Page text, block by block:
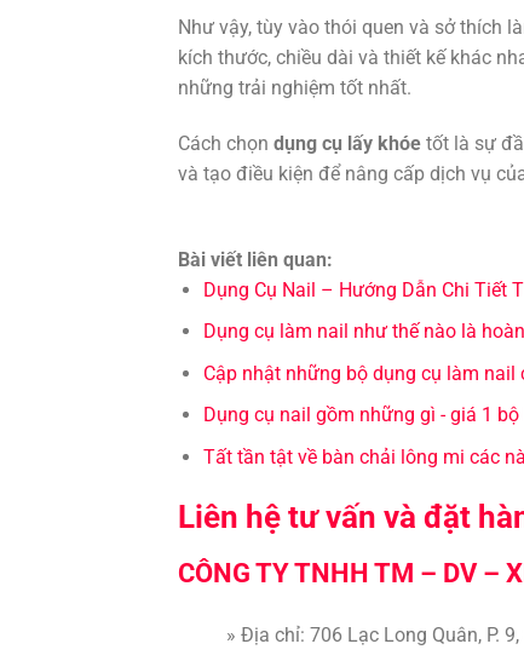
Như vậy, tùy vào thói quen và sở thích
kích thước, chiều dài và thiết kế khác
những trải nghiệm tốt nhất.
Cách chọn dụng cụ lấy khóe tốt là sự
và tạo điều kiện để nâng cấp dịch vụ
Bài viết liên quan:
Dụng Cụ Nail – Hướng Dẫn Chi Tiết
Dụng cụ làm nail như thế nào là
Cập nhật những bộ dụng cụ làm nail
Dụng cụ nail gồm những gì - giá 1
Tất tần tật về bàn chải lông mi các
Liên hệ tư vấn và đặt
CÔNG TY TNHH TM – DV –
» Địa chỉ: 706 Lạc Long Quân, P. 9,